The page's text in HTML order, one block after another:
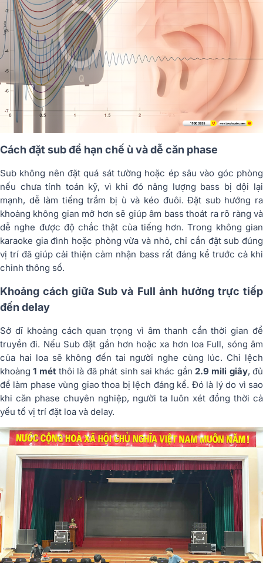
Cách đặt sub để hạn chế ù và dễ căn phase
Sub không nên đặt quá sát tường hoặc ép sâu vào góc phòng
nếu chưa tính toán kỹ, vì khi đó năng lượng bass bị dội lại
mạnh, dễ làm tiếng trầm bị ù và kéo đuôi. Đặt sub hướng ra
khoảng không gian mở hơn sẽ giúp âm bass thoát ra rõ ràng và
dễ nghe được độ chắc thật của tiếng hơn. Trong không gian
karaoke gia đình hoặc phòng vừa và nhỏ, chỉ cần đặt sub đúng
vị trí đã giúp cải thiện cảm nhận bass rất đáng kể trước cả khi
chỉnh thông số.
Khoảng cách giữa Sub và Full ảnh hưởng trực tiếp
đến delay
Sở dĩ khoảng cách quan trọng vì âm thanh cần thời gian để
truyền đi. Nếu Sub đặt gần hơn hoặc xa hơn loa Full, sóng âm
của hai loa sẽ không đến tai người nghe cùng lúc. Chỉ lệch
khoảng1 mét thôi là đã phát sinh sai khác gần 2.9 mili giây, đủ
để làm phase vùng giao thoa bị lệch đáng kể. Đó là lý do vì sao
khi căn phase chuyên nghiệp, người ta luôn xét đồng thời cả
yếu tố vị trí đặt loa và delay.